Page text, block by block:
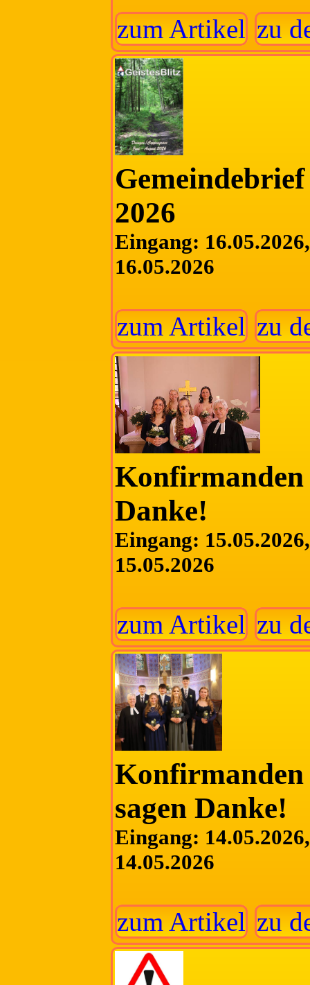
zum Artikel zu
2026
Eingang:
16.05.2026
zum Artikel zu
Konfirmanden
Danke!
Eingang:
15.05.2026
zum Artikel zu
Konfirmanden
sagen Danke!
Eingang:
14.05.2026
zum Artikel zu